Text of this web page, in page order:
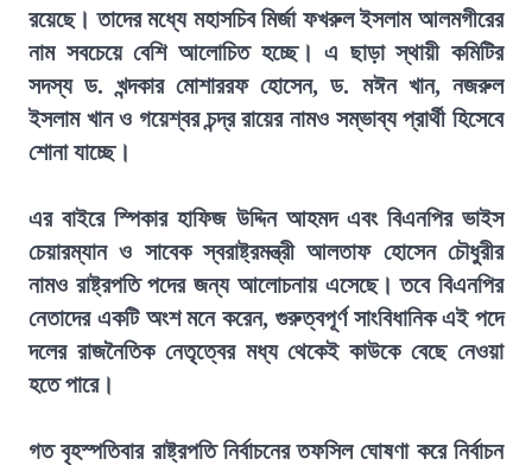
রয়েছে। তাদের মধ্যে মহাসচিব মির্জা ফখরুল ইসলাম আলমগীরের
নাম সবচেয়ে বেশি আলোচিত হচ্ছে। এ ছাড়া স্থায়ী কমিটির
সদস্য ড. খন্দকার মোশাররফ হোসেন, ড. মঈন খান, নজরুল
ইসলাম খান ও গয়েশ্বর চন্দ্র রায়ের নামও সম্ভাব্য প্রার্থী হিসেবে
শোনা যাচ্ছে।
এর বাইরে স্পিকার হাফিজ উদ্দিন আহমদ এবং বিএনপির ভাইস
চেয়ারম্যান ও সাবেক স্বরাষ্ট্রমন্ত্রী আলতাফ হোসেন চৌধুরীর
নামও রাষ্ট্রপতি পদের জন্য আলোচনায় এসেছে। তবে বিএনপির
নেতাদের একটি অংশ মনে করেন, গুরুত্বপূর্ণ সাংবিধানিক এই পদে
দলের রাজনৈতিক নেতৃত্বের মধ্য থেকেই কাউকে বেছে নেওয়া
হতে পারে।
গত বৃহস্পতিবার রাষ্ট্রপতি নির্বাচনের তফসিল ঘোষণা করে নির্বাচন